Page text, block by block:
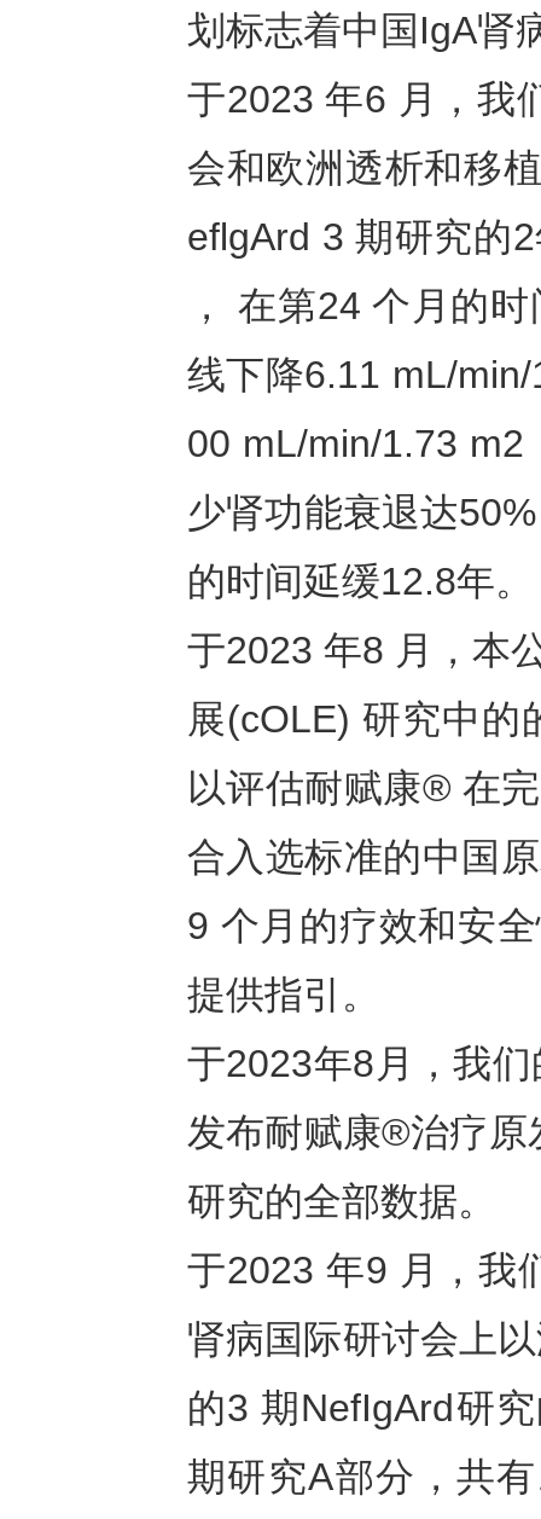
划标志着中国IgA肾
于2023 年6 月，我
会和欧洲透析和移
eflgArd 3 期研究的
， 在第24 个月的
线下降6.11 mL/
00 mL/min/1.73
少肾功能衰退达
的时间延缓12.8年。
于2023 年8 月，本
展(cOLE) 研究中的
以评估耐赋康® 在
合入选标准的中国
9 个月的疗效和安
提供指引。
于2023年8月，我
发布耐赋康®治疗原
研究的全部数据。
于2023 年9 月，我
肾病国际研讨会上
的3 期NefIgArd研
期研究A部分，共